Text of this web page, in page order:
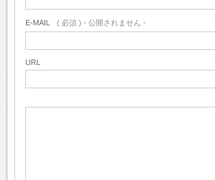
E-MAIL ( 必須 ) - 公開されません -
URL